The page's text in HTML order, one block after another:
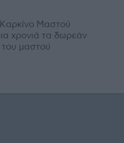
Μαστού
χρονιά τα δωρεάν
του μαστού